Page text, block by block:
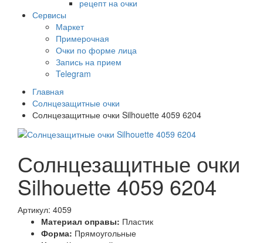
рецепт на очки
Сервисы
Маркет
Примерочная
Очки по форме лица
Запись на прием
Telegram
Главная
Солнцезащитные очки
Солнцезащитные очки Silhouette 4059 6204
Солнцезащитные очки
Silhouette 4059 6204
Артикул: 4059
Материал оправы: Пластик
Форма: Прямоугольные